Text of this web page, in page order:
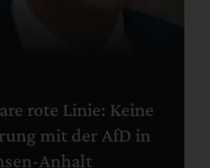
rote Linie: Keine
mit der AfD in
Anhalt